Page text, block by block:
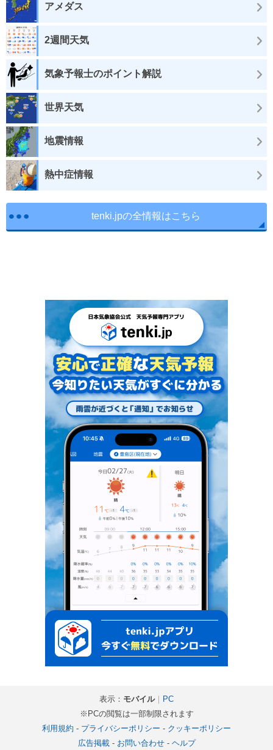
アメダス
2週間天気
気象予報士のポイント解説
世界天気
地震情報
熱中症情報
tenki.jpの全情報はこちら
表示： モバイル｜ PC
※PCの閲覧は一部制限されます
利用規約 - プライバシーポリシー - クッキーポリシー
広告掲載- お問い合わせ- ヘルプ